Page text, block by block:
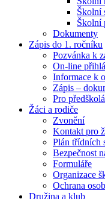
Školní
Školní
Dokumenty
Zápis do 1. ročníku
Pozvánka k
On-line
Informace k
Zápis –
Pro
Žáci a rodiče
Zvonění
Kontakt pro
Plán třídních
Bezpečnost
Formuláře
Organizace
Ochrana
Družina a klub